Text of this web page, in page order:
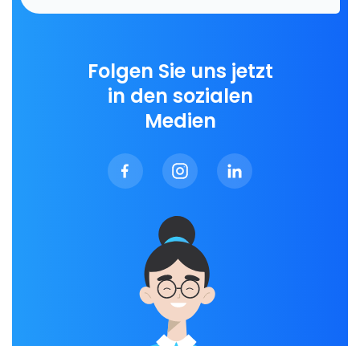
Folgen Sie uns jetzt
in den sozialen
Medien